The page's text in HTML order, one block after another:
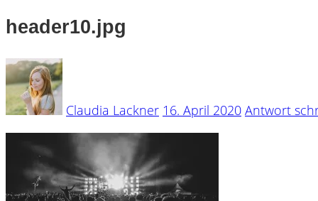
header10.jpg
Claudia Lackner 16. April 2020 Antwort